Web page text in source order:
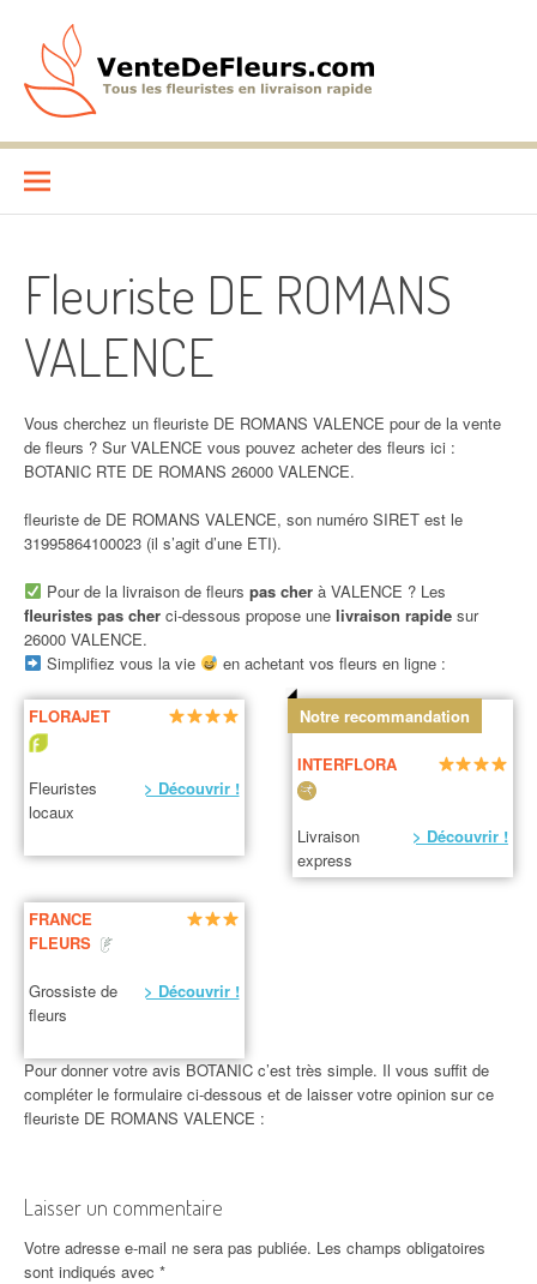
contenu
VenteDeFleurs.com
Fleuriste DE ROMANS
VALENCE
Vous cherchez un fleuriste DE ROMANS VALENCE pour de la vente
de fleurs ? Sur VALENCE vous pouvez acheter des fleurs ici :
BOTANIC RTE DE ROMANS 26000 VALENCE.
fleuriste de DE ROMANS VALENCE, son numéro SIRET est le
31995864100023 (il s’agit d’une ETI).
Pour de la livraison de fleurs pas cherà VALENCE ? Les
fleuristes pas cher ci-dessous propose une livraison rapide sur
26000 VALENCE.
Simplifiez vous la vie
en achetant vos fleurs en ligne :
FLORAJET
Fleuristes
locaux
> Découvrir !
Notre recommandation
INTERFLORA
Livraison
express
> Découvrir !
FRANCE
FLEURS
Grossiste de
fleurs
> Découvrir !
Pour donner votre avis BOTANIC c’est très simple. Il vous suffit de
compléter le formulaire ci-dessous et de laisser votre opinion sur ce
fleuriste DE ROMANS VALENCE :
Laisser un commentaire
Votre adresse e-mail ne sera pas publiée. Les champs obligatoires
sont indiqués avec *